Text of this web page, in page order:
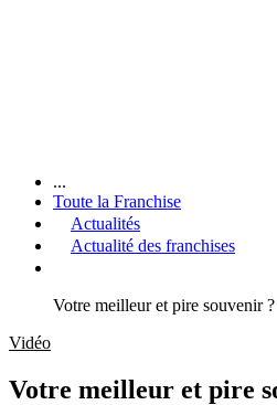
...
Toute la Franchise
Actualités
Actualité des franchises
Votre meilleur et pire souvenir ?
Vidéo
Votre meilleur et pire